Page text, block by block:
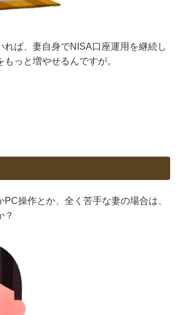
れば、妻自身でNISA口座運用を継続し
っと増やせるんですが。
PC操作とか、全く苦手な妻の場合は、
？